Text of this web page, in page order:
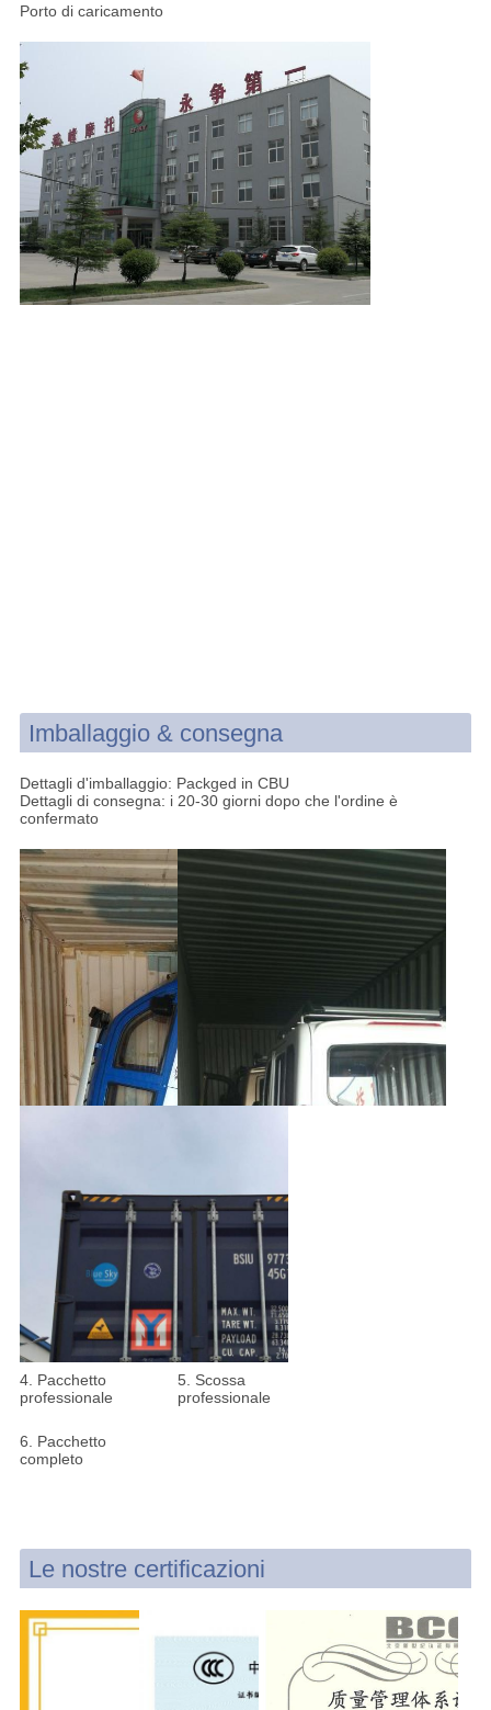
Porto di caricamento
Imballaggio & consegna
Dettagli d'imballaggio: Packged in CBU
Dettagli di consegna: i 20-30 giorni dopo che l'ordine è
confermato
4. Pacchetto
professionale
5. Scossa
professionale
6. Pacchetto
completo
Le nostre certificazioni